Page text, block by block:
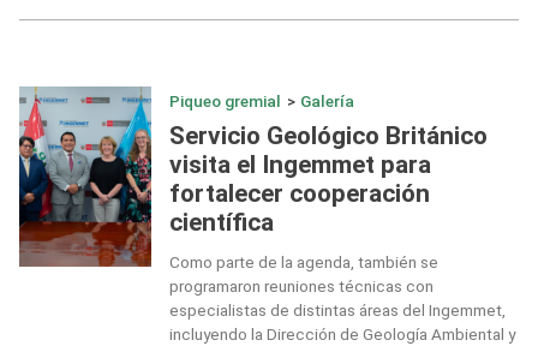
Piqueo gremial > Galería
Servicio Geológico Británico
visita el Ingemmet para
fortalecer cooperación
científica
Como parte de la agenda, también se
programaron reuniones técnicas con
especialistas de distintas áreas del Ingemmet,
incluyendo la Dirección de Geología Ambiental y